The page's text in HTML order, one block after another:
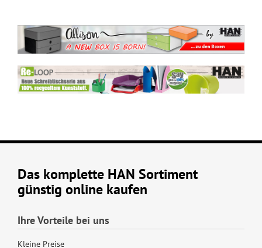
Das komplette HAN Sortiment
günstig online kaufen
Ihre Vorteile bei uns
Kleine Preise